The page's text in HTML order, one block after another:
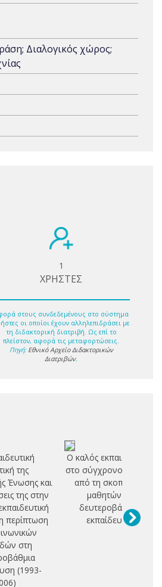
Διαλογικός χώρος;
1
ΧΡΗΣΤΕΣ
στους συνδεδεμένους στο σύστημα
οι οποίοι έχουν αλληλεπιδράσει με
τη διδακτορική διατριβή. Ως επί το
πλείστον, αφορά τις μεταφορτώσεις.
Πηγή: Εθνικό Αρχείο Διδακτορικών
Διατριβών.
της
Ένωσης και
της στην
περίπτωση
στη
(1993-
Ο καλός εκπαιδευτικός
στο σύγχρονο σχολείο
από τη σκοπιά των
μαθητών της
δευτεροβάθμιας
εκπαίδευσης